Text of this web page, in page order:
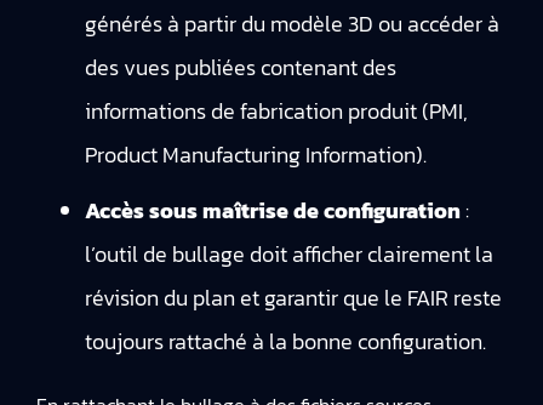
générés à partir du modèle 3D ou accéder à
des vues publiées contenant des
informations de fabrication produit (PMI,
Product Manufacturing Information).
Accès sous maîtrise de configuration:
l’outil de bullage doit afficher clairement la
révision du plan et garantir que le FAIR reste
toujours rattaché à la bonne configuration.